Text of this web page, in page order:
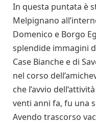
In questa puntata è
Melpignano
Domenico e Borgo
splendide immagini
Case Bianche e di
nel corso
che l’avvio
venti anni fa, fu una
Avendo trascorso